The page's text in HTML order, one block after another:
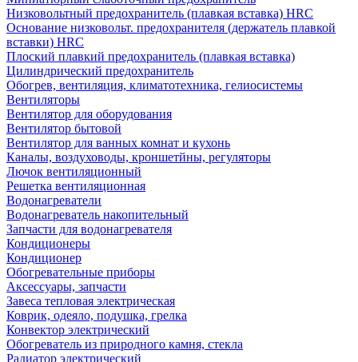
Низковольтный предохранитель (плавкая вставка) HRC
Основание низковольт. предохранителя (держатель плавкой
вставки) HRC
Плоский плавкий предохранитель (плавкая вставка)
Цилиндрический предохранитель
Обогрев, вентиляция, климатотехника, гелиосистемы
Вентиляторы
Вентилятор для оборудования
Вентилятор бытовой
Вентилятор для ванных комнат и кухонь
Каналы, воздуховоды, кроншетйны, регуляторы
Лючок вентиляционный
Решетка вентиляционная
Водонагреватели
Водонагреватель накопительный
Запчасти для водонагревателя
Кондиционеры
Кондиционер
Обогревательные приборы
Аксессуары, запчасти
Завеса тепловая электрическая
Коврик, одеяло, подушка, грелка
Конвектор электрический
Обогреватель из природного камня, стекла
Радиатор электрический